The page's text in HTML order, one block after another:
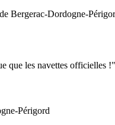
Bergerac-Dordogne-
que les navettes officielles !"
Périgord